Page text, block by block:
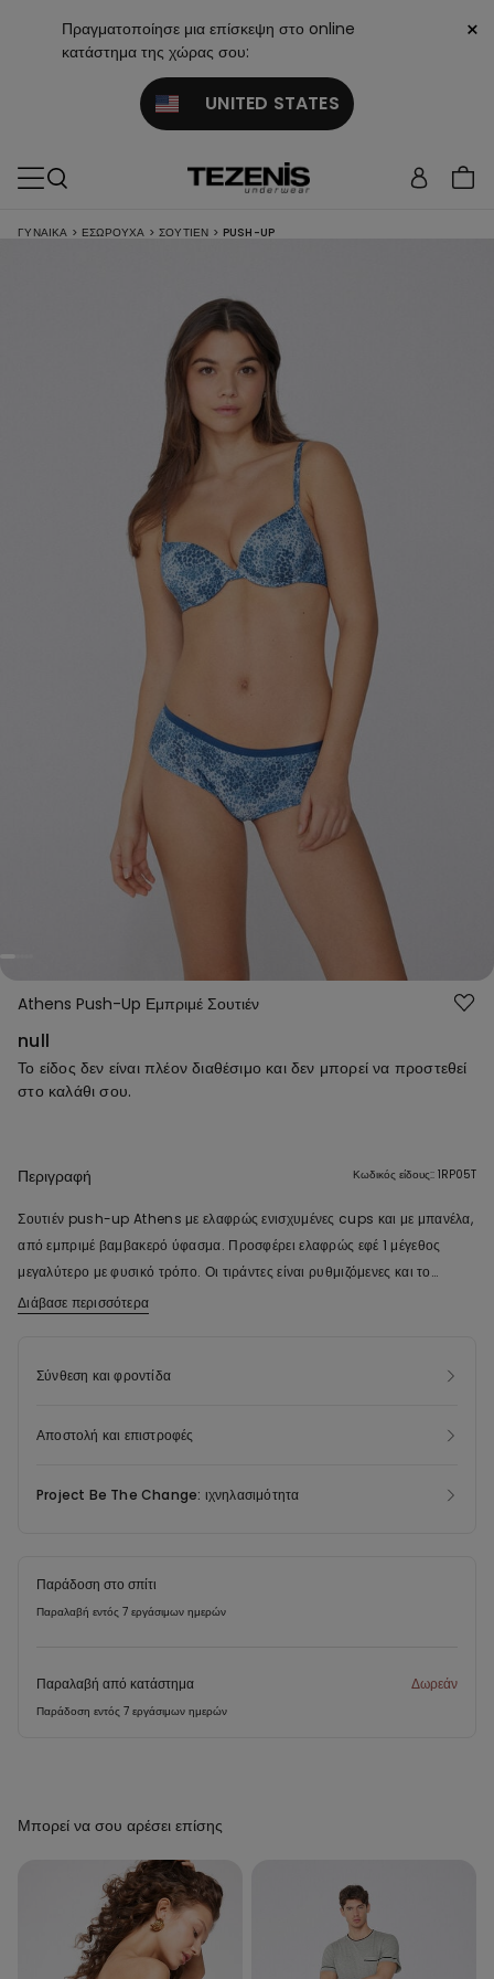
Πραγματοποίησε μια επίσκεψη στο online
κατάστημα της χώρας σου:
UNITED STATES
×
ΓΥΝΑΙΚΑ > ΕΣΏΡΟΥΧΑ > ΣΟΥΤΙΈΝ > PUSH-UP
Athens Push-Up Εμπριμέ Σουτιέν
null
Το είδος δεν είναι πλέον διαθέσιμο και δεν μπορεί να προστεθεί
στο καλάθι σου.
Περιγραφή Κωδικός είδους:: 1RP05T
Σουτιέν push-up Athens με ελαφρώς ενισχυμένες cups και με μπανέλα,
από εμπριμέ βαμβακερό ύφασμα. Προσφέρει ελαφρώς εφέ 1 μέγεθος
μεγαλύτερο με φυσικό τρόπο. Οι τιράντες είναι ρυθμιζόμενες και το
κούμπωμα στην πλάτη έχει διπλή κόπιτσα 4 θέσεων. Στα μεγέθη από το
μεγαλύτερη άνεση.
Διάβασε περισσότερα
Σύνθεση και φροντίδα
Αποστολή και επιστροφές
Project Be The Change: ιχνηλασιμότητα
Παράδοση στο σπίτι
Παραλαβή εντός 7 εργάσιμων ημερών
Παραλαβή από κατάστημα Δωρεάν
Παράδοση εντός 7 εργάσιμων ημερών
Μπορεί να σου αρέσει επίσης